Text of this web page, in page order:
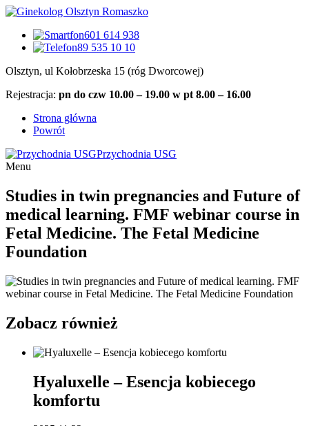
601 614 938
89 535 10 10
Olsztyn, ul Kołobrzeska 15 (róg Dworcowej)
Rejestracja: pn do czw 10.00 – 19.00 w pt 8.00 – 16.00
Strona główna
Powrót
Przychodnia USG
Menu
Studies in twin pregnancies and Future of
medical learning. FMF webinar course in
Fetal Medicine. The Fetal Medicine
Foundation
Zobacz również
Hyaluxelle – Esencja kobiecego
komfortu